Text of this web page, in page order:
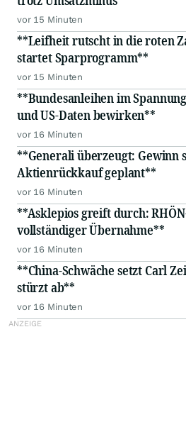
vor 15 Minuten
**Leifheit rutscht in die roten
startet Sparprogramm**
vor 15 Minuten
**Bundesanleihen im
und US-Daten bewirken**
vor 16 Minuten
**Generali überzeugt: Gewinn
Aktienrückkauf geplant**
vor 16 Minuten
**Asklepios greift durch:
vollständiger Übernahme**
vor 16 Minuten
**China-Schwäche setzt Carl
stürzt ab**
vor 16 Minuten